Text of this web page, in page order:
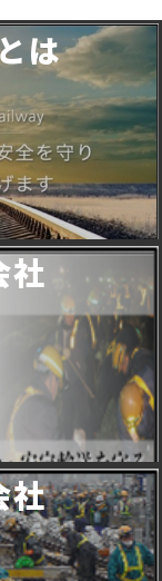
は
社
社